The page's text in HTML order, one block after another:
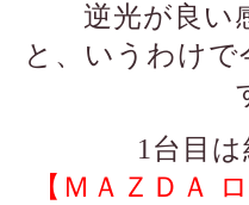
逆光が良い
と、いうわけで
1台目
【ＭＡＺＤＡ